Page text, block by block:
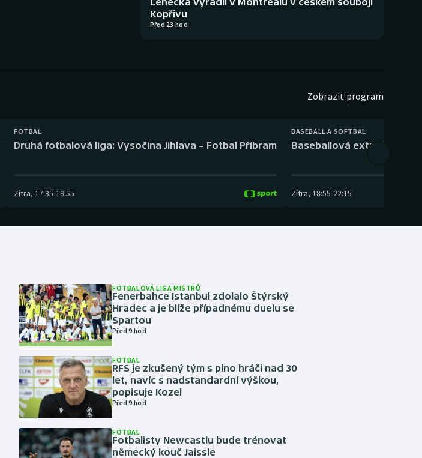
Kopřivu
Před 23 hod
Zobrazit program
FOTBAL
Druhá fotbalová liga: Vysočina Jihlava – Fotbal Příbram
Zítra, 17:35-19:55
BASEBALL A SOFTBAL
Baseballová extraliga:
Zítra, 18:55-22:15
FOTBALOVÁ LIGA MISTRŮ
Fenerbahce Istanbul zdolalo Štýrský
Hradec a je blíže případnému duelu se
Spartou
Před 9 hod
FOTBAL
RFS je zkušený tým s plno hráči nad 30
let, navíc s nadstandardní výškou,
popisuje Kozel
Před 9 hod
FOTBAL
Fotbalisty Newcastlu bude trénovat
německý kouč Jaissle